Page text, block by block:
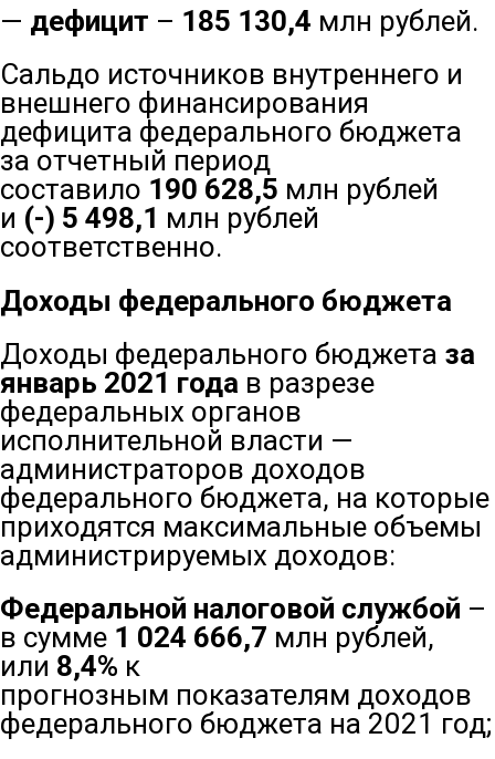
— дефицит – 185 130,4 млн рублей.
Сальдо источников внутреннего и
внешнего финансирования
дефицита федерального бюджета
за отчетный период
составило 190 628,5 млн рублей
и (-) 5 498,1 млн рублей
соответственно.
Доходы федерального бюджета
Доходы федерального бюджета за
январь 2021 года в разрезе
федеральных органов
исполнительной власти —
администраторов доходов
федерального бюджета, на которые
приходятся максимальные объемы
администрируемых доходов:
Федеральной налоговой службой –
в сумме 1 024 666,7 млн рублей,
или 8,4% к
прогнозным показателям доходов
федерального бюджета на 2021 год;